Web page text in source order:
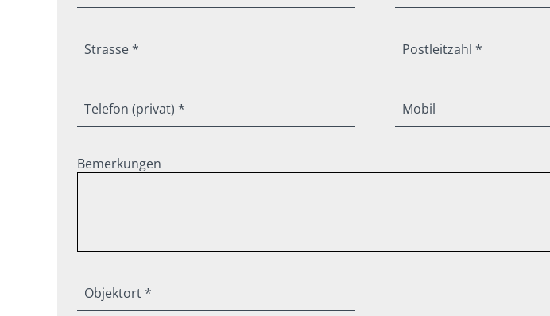
Strasse * Postleitzahl *
Telefon (privat) * Mobil
Bemerkungen
Objektort *